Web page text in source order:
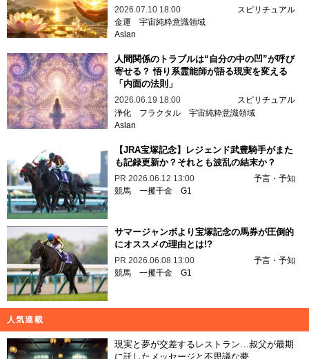
2026.07.10 18:00
スピリチュアル
金運 宇宙純粋意識領域
Aslan
人間関係のトラブルは“自分の中の凹”が呼び
寄せる？ 悟り系霊能師が語る現実を変える
「内面の法則」
2026.06.19 18:00
スピリチュアル
浄化
フラクタル 宇宙純粋意識領域
Aslan
【JRA宝塚記念】レジェンド武豊騎手がまた
も記録更新か？それとも波乱の結末か？
PR 2026.06.12 13:00
予言・予知
競馬 一攫千金 G1
サマージャンボより宝塚記念の馬券が圧倒的
にオススメの理由とは!?
PR 2026.06.08 13:00
予言・予知
競馬 一攫千金 G1
人気連載
現実と夢が交差するレストラン…叔父が最期
に託したメッセージと不思議な夢